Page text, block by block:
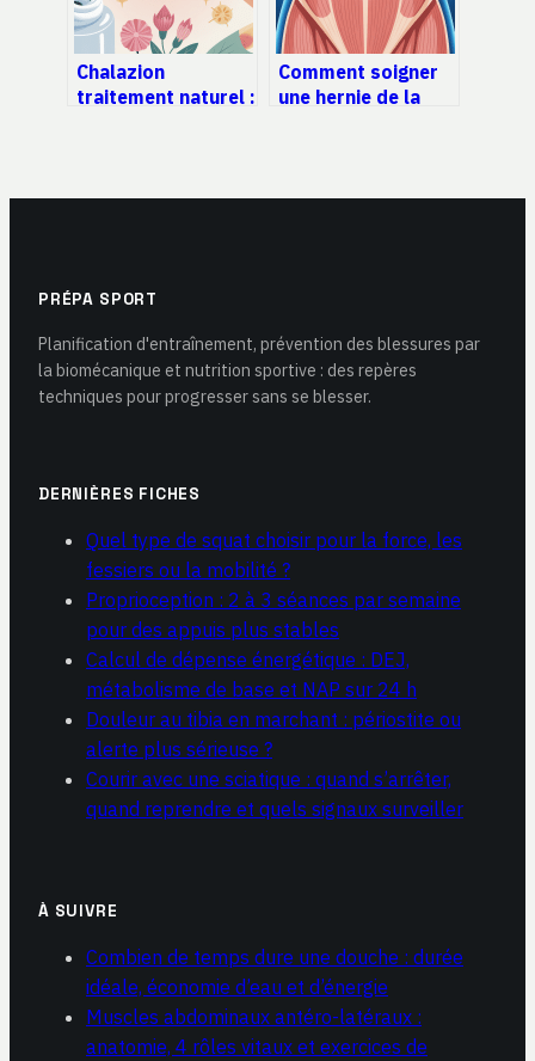
Chalazion
traitement naturel :
Comment soigner
une hernie de la
PRÉPA SPORT
Planification d'entraînement, prévention des blessures par
la biomécanique et nutrition sportive : des repères
techniques pour progresser sans se blesser.
DERNIÈRES FICHES
Quel type de squat choisir pour la force, les
fessiers ou la mobilité ?
Proprioception : 2 à 3 séances par semaine
pour des appuis plus stables
Calcul de dépense énergétique : DEJ,
métabolisme de base et NAP sur 24 h
Douleur au tibia en marchant : périostite ou
alerte plus sérieuse ?
Courir avec une sciatique : quand s’arrêter,
quand reprendre et quels signaux surveiller
À SUIVRE
Combien de temps dure une douche : durée
idéale, économie d’eau et d’énergie
Muscles abdominaux antéro-latéraux :
anatomie, 4 rôles vitaux et exercices de